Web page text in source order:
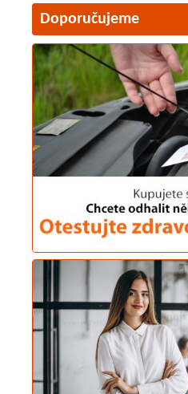
Doporučujeme